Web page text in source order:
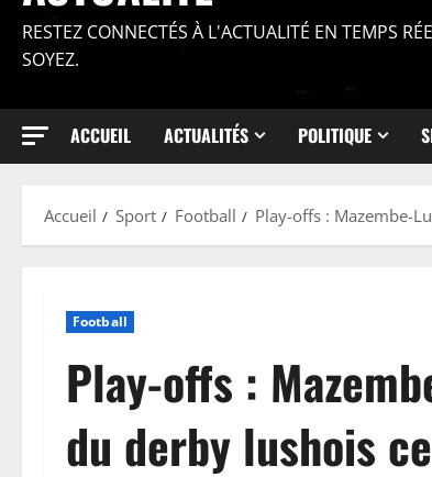
RESTEZ CONNECTÉS À L'ACTUALITÉ EN TEMPS
SOYEZ.
ACCUEIL ACTUALITÉS POLITIQUE
Accueil Sport Football Play-offs : Mazembe-
Football
Play-offs :
du derby lushois